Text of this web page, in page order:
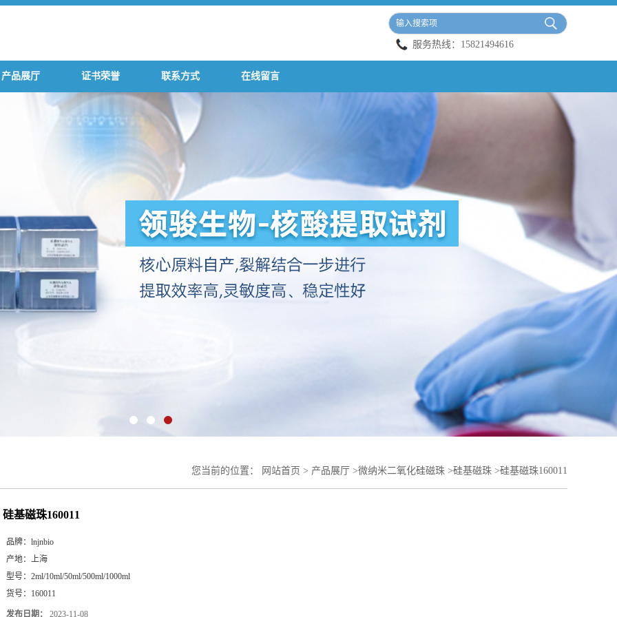
服务热线： 15821494616
产品展厅 证书荣誉 联系方式 在线留言
您当前的位置： 网站首页 > 产品展厅 >微纳米二氧化硅磁珠 >硅基磁珠 >硅基磁珠160011
硅基磁珠160011
品牌： lnjnbio
产地： 上海
型号： 2ml/10ml/50ml/500ml/1000ml
货号： 160011
发布日期： 2023-11-08